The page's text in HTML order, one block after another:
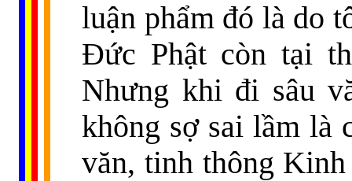
luận phẩm đó là do
Đức Phật còn tại
Nhưng khi đi sâu
không sợ sai lầm là
văn, tinh thông